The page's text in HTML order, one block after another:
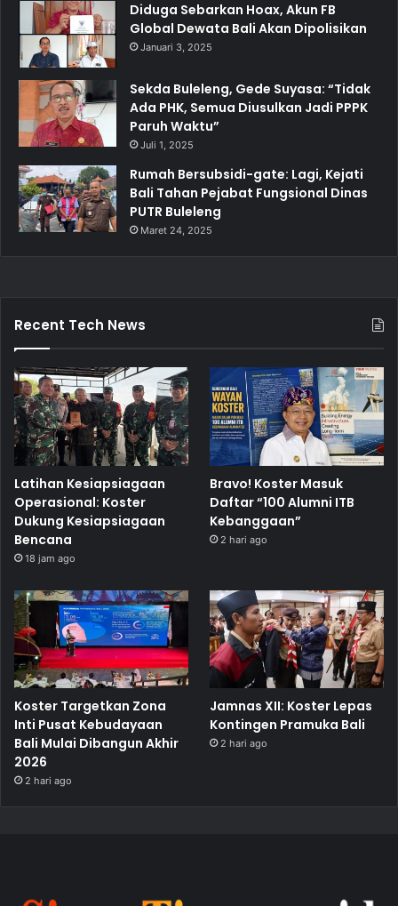
Diduga Sebarkan Hoax, Akun FB
Global Dewata Bali Akan Dipolisikan
Januari 3, 2025
Sekda Buleleng, Gede Suyasa: “Tidak
Ada PHK, Semua Diusulkan Jadi PPPK
Paruh Waktu”
Juli 1, 2025
Rumah Bersubsidi-gate: Lagi, Kejati
Bali Tahan Pejabat Fungsional Dinas
PUTR Buleleng
Maret 24, 2025
Recent Tech News
Latihan Kesiapsiagaan
Operasional: Koster
Dukung Kesiapsiagaan
Bencana
18 jam ago
Bravo! Koster Masuk
Daftar “100 Alumni ITB
Kebanggaan”
2 hari ago
Koster Targetkan Zona
Inti Pusat Kebudayaan
Bali Mulai Dibangun Akhir
2026
2 hari ago
Jamnas XII: Koster Lepas
Kontingen Pramuka Bali
2 hari ago